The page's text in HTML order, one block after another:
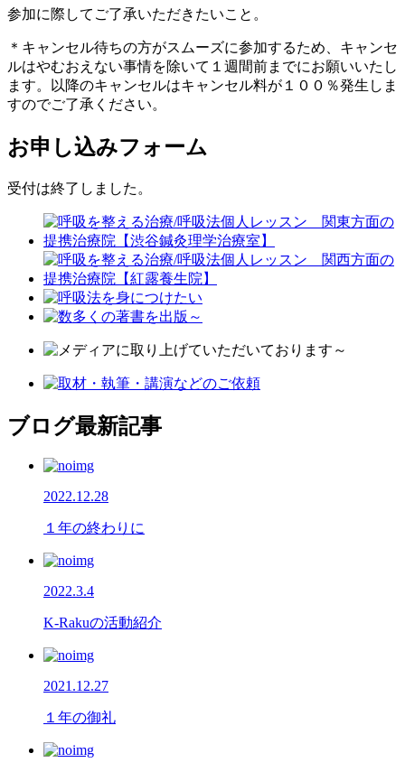
参加に際してご了承いただきたいこと。
＊キャンセル待ちの方がスムーズに参加するため、キャンセ
ルはやむおえない事情を除いて１週間前までにお願いいたし
ます。以降のキャンセルはキャンセル料が１００％発生しま
すのでご了承ください。
お申し込みフォーム
受付は終了しました。
ブログ最新記事
2022.12.28
１年の終わりに
2022.3.4
K-Rakuの活動紹介
2021.12.27
１年の御礼